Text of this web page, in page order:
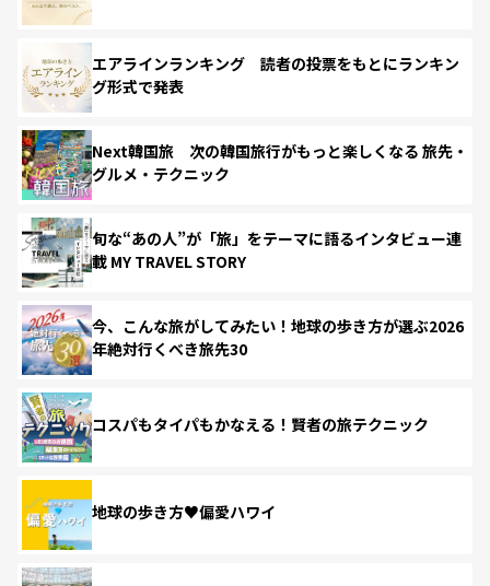
エアラインランキング 読者の投票をもとにランキン
グ形式で発表
Next韓国旅 次の韓国旅行がもっと楽しくなる 旅先・
グルメ・テクニック
旬な“あの人”が「旅」をテーマに語るインタビュー連
載 MY TRAVEL STORY
今、こんな旅がしてみたい！地球の歩き方が選ぶ2026
年絶対行くべき旅先30
コスパもタイパもかなえる！賢者の旅テクニック
地球の歩き方♥偏愛ハワイ